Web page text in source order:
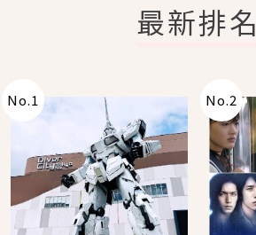
最新排名
No.1 No.2